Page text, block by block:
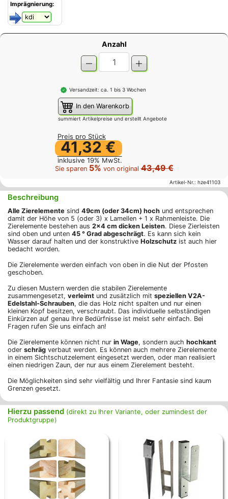
Imprägnierung:
Anzahl
Versandzeit: ca. 1 bis 3 Wochen
In den Warenkorb
summiert Artikelpreise und erstellt Angebote
Preis pro Stück
41,32 €
inklusive 19% MwSt.
Sie sparen 5% von original43,49 €
Artikel-Nr.: hze41103
Beschreibung
Alle Zierelemente sind 49cm (oder 34cm) hoch und entsprechen
damit der Höhe von 5 (oder 3) x Lamellen + 1 x Rahmenleiste. Die
Zierelemente bestehen aus 2x4 cm dicken Leisten. Diese Zierleisten
sind oben und unten 45 ° Grad abgeschrägt. Es kann sich kein
Wasser darauf halten und der konstruktive Holzschutz ist auch hier
bedacht worden.
Die Zierelemente werden einfach von oben in die Nut der Pfosten
geschoben.
Zu diesen Mustern werden die stabilen Zierelemente
zusammengesetzt, verleimt und zusätzlich mit speziellen V2A-
Edelstahl-Schrauben, die das Holz nicht spalten und nur einen
kleinen Kopf besitzen, verschraubt. Das individuelle selbständigen
Einkürzen auf genau Ihre Bedürfnisse ist meist sehr einfach. Bei
Fragen rufen Sie uns einfach an!
Die Zierelemente können nicht nur in Wage, sondern auch hochkant
oder schräg verbaut werden. Es können auch mehrere Zierelemente
in einem Sichtschutzelement eingesetzt werden, oder man realisiert
einen niedrigen Zaun, der nur aus einem Zierelement besteht.
Die Möglichkeiten sind sehr vielfältig und Ihrer Fantasie sind kaum
Grenzen gesetzt.
Hierzu passend (direkt zu Ihrer Variante, oder zumindest der
Produktgruppe)